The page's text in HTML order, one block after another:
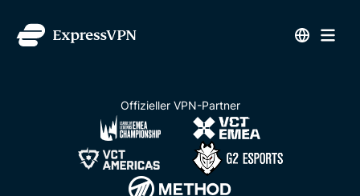
Offizieller VPN-Partner